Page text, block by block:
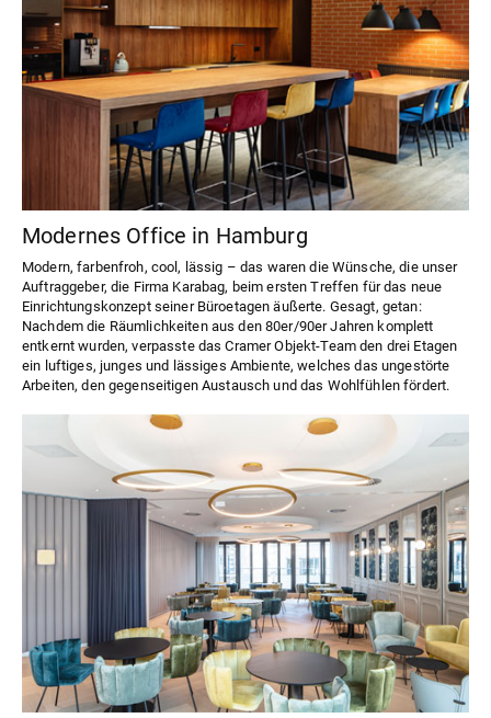
Modernes Office in Hamburg
Modern, farbenfroh, cool, lässig – das waren die Wünsche, die unser
Auftraggeber, die Firma Karabag, beim ersten Treffen für das neue
Einrichtungskonzept seiner Büroetagen äußerte. Gesagt, getan:
Nachdem die Räumlichkeiten aus den 80er/90er Jahren komplett
entkernt wurden, verpasste das Cramer Objekt-Team den drei Etagen
ein luftiges, junges und lässiges Ambiente, welches das ungestörte
Arbeiten, den gegenseitigen Austausch und das Wohlfühlen fördert.